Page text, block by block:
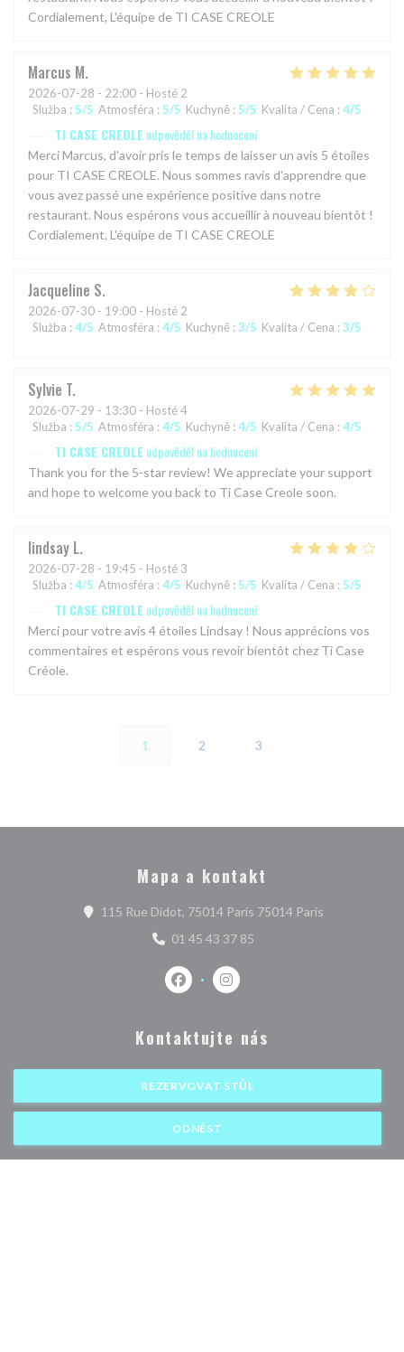
Cordialement, L'équipe de TI CASE CREOLE
Marcus M
2026-07-28 - 22:00 - Hosté 2
Služba : 5/5 Atmosféra : 5/5 Kuchyně : 5/5 Kvalita / Cena : 4/5
TI CASE CREOLE odpověděl na hodnocení
Merci Marcus, d'avoir pris le temps de laisser un avis 5 étoiles
pour TI CASE CREOLE. Nous sommes ravis d'apprendre que
vous avez passé une expérience positive dans notre
restaurant. Nous espérons vous accueillir à nouveau bientôt !
Cordialement, L'équipe de TI CASE CREOLE
Jacqueline S
2026-07-30 - 19:00 - Hosté 2
Služba : 4/5 Atmosféra : 4/5 Kuchyně : 3/5 Kvalita / Cena : 3/5
Sylvie T
2026-07-29 - 13:30 - Hosté 4
Služba : 5/5 Atmosféra : 4/5 Kuchyně : 4/5 Kvalita / Cena : 4/5
TI CASE CREOLE odpověděl na hodnocení
Thank you for the 5-star review! We appreciate your support
and hope to welcome you back to Ti Case Creole soon.
lindsay L
2026-07-28 - 19:45 - Hosté 3
Služba : 4/5 Atmosféra : 4/5 Kuchyně : 5/5 Kvalita / Cena : 5/5
TI CASE CREOLE odpověděl na hodnocení
Merci pour votre avis 4 étoiles Lindsay ! Nous apprécions vos
commentaires et espérons vous revoir bientôt chez Ti Case
Créole.
1 2 3
Mapa a kontakt
115 Rue Didot, 75014 Paris 75014 Paris
01 45 43 37 85
Facebook ((otevře se v novém okně))
Instagram ((otevře se v
Kontaktujte nás
REZERVOVAT STŮL
ODNÉST